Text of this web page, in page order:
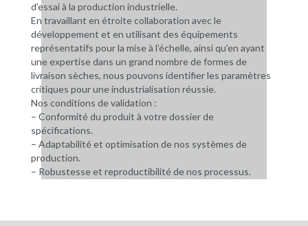
d’essai à la production industrielle.
En travaillant en étroite collaboration avec le
développement et en utilisant des équipements
représentatifs pour la mise à l’échelle, ainsi qu’en ayant
une expertise dans un grand nombre de formes de
livraison sèches, nous pouvons identifier les paramètres
critiques pour une industrialisation réussie.
Nos conditions de validation :
– Conformité du produit à votre dossier de
spécifications.
– Adaptabilité et optimisation de nos systèmes de
production.
– Robustesse et reproductibilité de nos processus.